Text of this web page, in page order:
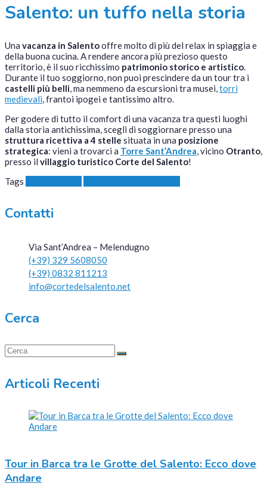
Salento: un tuffo nella storia
Una vacanza in Salentooffre molto di più del relax in spiaggia e
della buona cucina. A rendere ancora più prezioso questo
territorio, è il suo ricchissimo patrimonio storico e artistico.
Durante il tuo soggiorno, non puoi prescindere da un tour tra i
castelli più belli, ma nemmeno da escursioni tra musei,torri
medievali, frantoi ipogei e tantissimo altro.
Per godere di tutto il comfort di una vacanza tra questi luoghi
dalla storia antichissima, scegli di soggiornare presso una
struttura ricettiva a 4 stelle situata in una posizione
strategica: vieni a trovarci a Torre Sant’Andrea, vicino Otranto,
presso il villaggio turistico Corte del Salento!
Tags
Contatti
Via Sant’Andrea – Melendugno
(+39) 329 5608050
(+39) 0832 811213
info@cortedelsalento.net
Cerca
Articoli Recenti
Tour in Barca tra le Grotte del Salento: Ecco dove
Andare